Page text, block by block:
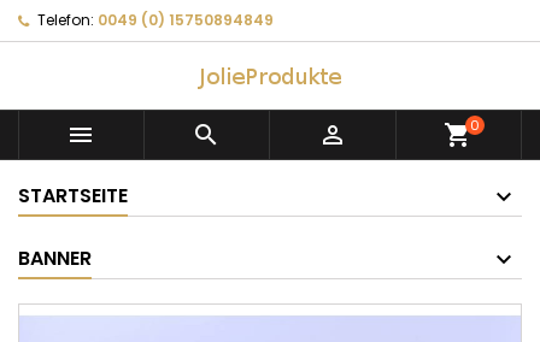
Telefon: 0049 (0) 15750894849
   shopping_cart0
STARTSEITE
BANNER